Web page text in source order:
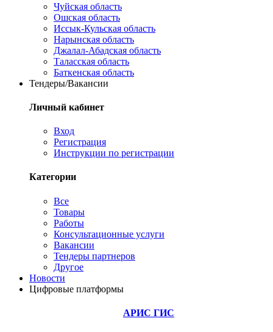
Чуйская область
Ошская область
Иссык-Кульская область
Нарынская область
Джалал-Абадская область
Таласская область
Баткенская область
Тендеры/Вакансии
Личный кабинет
Вход
Регистрация
Инструкции по регистрации
Категории
Все
Товары
Работы
Консультационные услуги
Вакансии
Тендеры партнеров
Другое
Новости
Цифровые платформы
АРИС ГИС